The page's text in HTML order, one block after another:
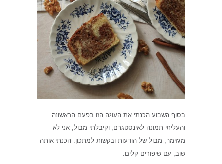
בסוף השבוע הכנתי את העוגה הזו בפעם הראשונה
והעליתי תמונה לאינסטגרם, וקיבלתי מבול, אני לא
מגזימה, מבול של הודעות ובקשות למתכון. הכנתי אותה
שוב, עם שיפורים קלים.